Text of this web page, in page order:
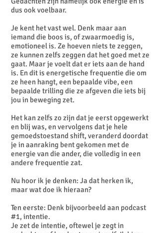
dus ook voelbaar.
Je kent het vast wel. Denk maar aan
iemand die boos is, of zwaarmoedig is,
emotioneel is. Ze hoeven niets te zeggen,
ze kunnen zelfs zeggen dat het goed met ze
gaat. Maar je voelt dat er iets aan de hand
is. En dit is energetische frequentie die om
ze heen hangt, een bepaalde vibe, een
bepaalde trilling die ze afgeven die iets bij
jou in beweging zet.
Het kan zelfs zo zijn dat je eerst opgewerkt
en blij was, en vervolgens dat je hele
gemoedstoestand shift, veranderd doordat
je in aanraking bent gekomen met de
energie van die ander, die volledig in een
andere frequentie zat.
Nu hoor ik je denken: Ja dat herken ik,
maar wat doe ik hieraan?
Ten eerste: Denk bijvoorbeeld aan podcast
#1, intentie.
Je zet de intentie, oftewel je zegt in